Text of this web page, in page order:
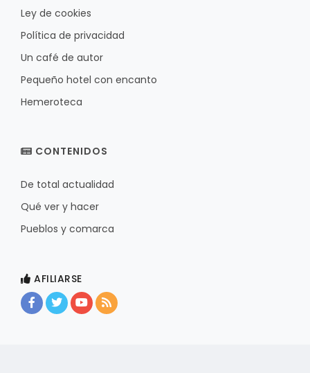
Ley de cookies
Política de privacidad
Un café de autor
Pequeño hotel con encanto
Hemeroteca
CONTENIDOS
De total actualidad
Qué ver y hacer
Pueblos y comarca
AFILIARSE